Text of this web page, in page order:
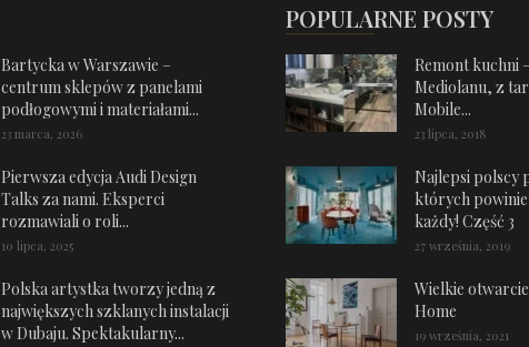
Bartycka w Warszawie –
centrum sklepów z panelami
podłogowymi i materiałami...
23 marca, 2026
Pierwsza edycja Audi Design
Talks za nami. Eksperci
rozmawiali o roli...
10 lipca, 2025
Polska artystka tworzy jedną z
największych szklanych instalacji
w Dubaju. Spektakularny...
POPULARNE POSTY
Remont kuchni
Mediolanu, z
Mobile...
23 lipca, 2018
Najlepsi polscy
których
każdy! Część 3
27 września, 2019
Wielkie
Home
19 września, 2021